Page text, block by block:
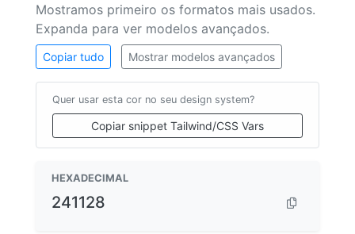
Mostramos primeiro os formatos mais usados.
Expanda para ver modelos avançados.
Copiar tudo Mostrar modelos avançados
Quer usar esta cor no seu design system?
Copiar snippet Tailwind/CSS Vars
HEXADECIMAL
241128